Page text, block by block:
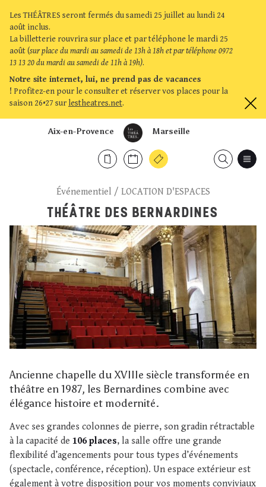
Les THÉÂTRES seront fermés du samedi 25 juillet au lundi 24
août inclus.
La billetterie rouvrira sur place et par téléphone le mardi 25
août (sur place du mardi au samedi de 13h à 18h et par téléphone 0972
13 13 20 du mardi au samedi de 11h à 19h).
Notre site internet, lui, ne prend pas de vacances
! Profitez-en pour le consulter et réserver vos places pour la
saison 26•27 sur lestheatres.net.
Marseille
Aix-en-Provence
Événementiel / LOCATION D'ESPACES
THÉÂTRE DES BERNARDINES
Ancienne chapelle du XVIIIe siècle transformée en
théâtre en 1987, les Bernardines combine avec
élégance histoire et modernité.
Avec ses grandes colonnes de pierre, son gradin rétractable
à la capacité de 106 places, la salle offre une grande
flexibilité d’agencements pour tous types d’événements
(spectacle, conférence, réception). Un espace extérieur est
également à votre disposition pour vos moments conviviaux